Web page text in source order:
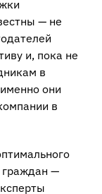
— не
и, пока не
в
они
в
граждан —